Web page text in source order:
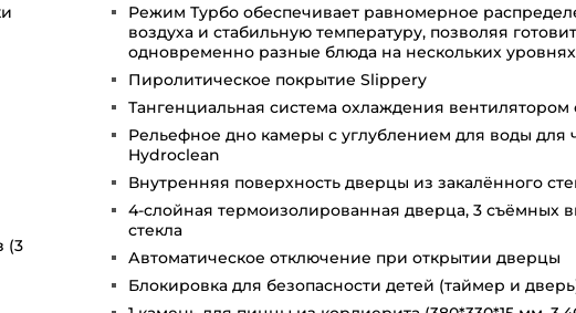
(3
Режим Турбо обеспечивает равномерное
воздуха и стабильную температуру, позволяя
одновременно разные блюда на нескольких уровнях
Пиролитическое покрытие Slippery
Тангенциальная система охлаждения вентилятором
Рельефное дно камеры с углублением для воды для
Hydroclean
Внутренняя поверхность дверцы из закалённого
4-слойная термоизолированная дверца, 3 съёмных
стекла
Автоматическое отключение при открытии дверцы
Блокировка для безопасности детей (таймер и